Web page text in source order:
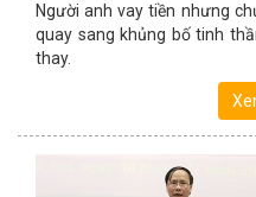
Người anh vay tiền nhưng
quay sang khủng bố tinh
thay.